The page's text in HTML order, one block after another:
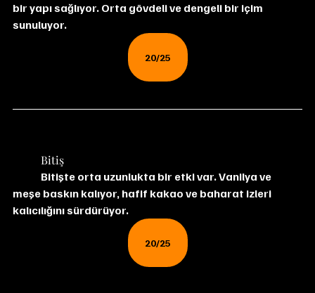
bir yapı sağlıyor. Orta gövdeli ve dengeli bir içim
sunuluyor.
20/25
	Bitiş
meşe baskın kalıyor, hafif kakao ve baharat izleri
kalıcılığını sürdürüyor.
20/25